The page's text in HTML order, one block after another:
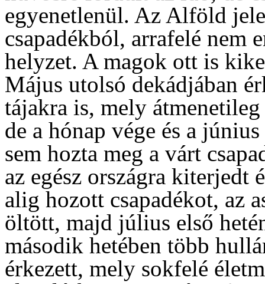
egyenetlenül. Az Alföld
csapadékból, arrafelé nem
helyzet. A magok ott is
Május utolsó dekádjában
tájakra is, mely
de a hónap vége és a
sem hozta meg a várt
az egész országra kiterjedt
alig hozott csapadékot, az
öltött, majd július első
második hetében több
érkezett, mely sokfelé